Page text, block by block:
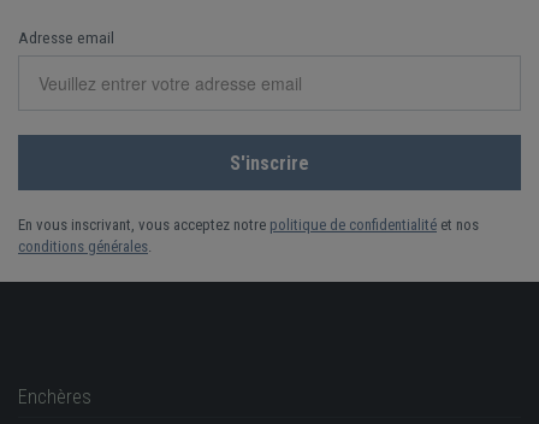
Adresse email
En vous inscrivant, vous acceptez notre politique de confidentialité et nos
conditions générales.
Enchères